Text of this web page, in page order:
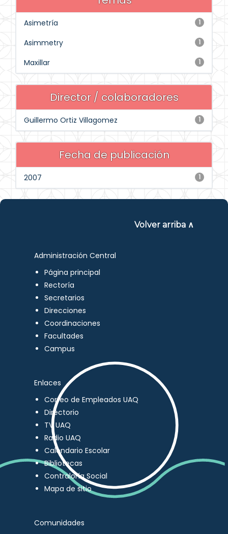
1
Asimetría
1
Asimmetry
1
Maxillar
Director / colaboradores
1
Guillermo Ortiz Villagomez
Fecha de publicación
1
2007
Volver arriba ∧
Administración Central
Página principal
Rectoría
Secretarios
Direcciones
Coordinaciones
Facultades
Campus
Enlaces
Correo de Empleados UAQ
Directorio
TV UAQ
Radio UAQ
Calendario Escolar
Bibliotecas
Contraloría Social
Mapa de sitio
Comunidades